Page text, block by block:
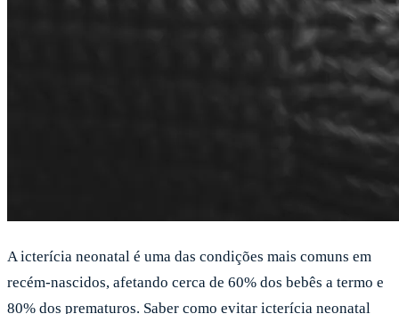
A icterícia neonatal é uma das condições mais comuns em
recém-nascidos, afetando cerca de 60% dos bebês a termo e
80% dos prematuros. Saber como evitar icterícia neonatal